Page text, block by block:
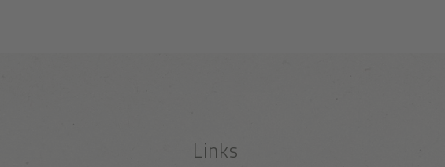
Links